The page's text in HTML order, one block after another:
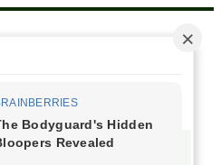
Facebook Instagram